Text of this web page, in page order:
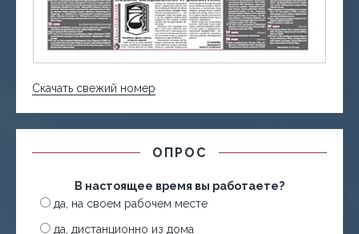
Скачать свежий номер
ОПРОС
В настоящее время вы работаете?
да, на своем рабочем месте
да, дистанционно из дома